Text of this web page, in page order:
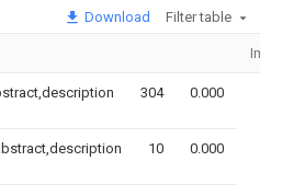
Download Filter table
304 0.000
10 0.000